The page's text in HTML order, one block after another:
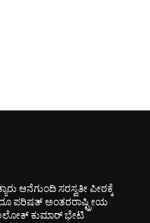
ಆನೆಗುಂದಿ ಸರಸ್ವತೀ ಪೀಠಕ್ಕೆ
ಪರಿಷತ್ ಅಂತರರಾಷ್ಟ್ರೀಯ
ಅಲೋಕ್ ಕುಮಾರ್ ಭೇಟಿ